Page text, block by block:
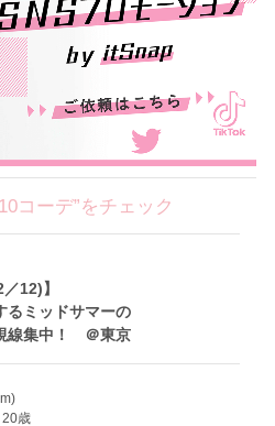
コーデ”をチェック
12)】
るミッドサマーの
線集中！ ＠東京
20歳